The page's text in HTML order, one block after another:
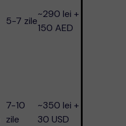
5-7 zile
~290 lei +
150 AED
7-10
zile
~350 lei +
30 USD